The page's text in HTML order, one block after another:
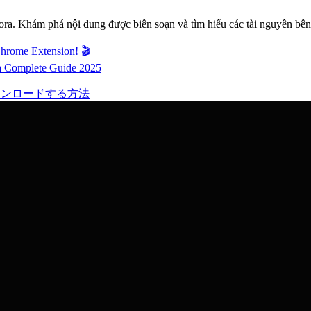
Khám phá nội dung được biên soạn và tìm hiểu các tài nguyên
Extension! 🎬
Guide 2025
ロードする方法